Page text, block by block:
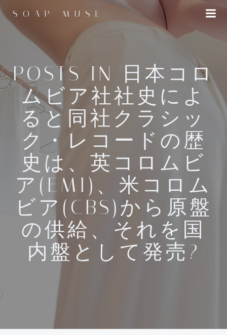
コ
キ
ッ
プ
SOAP MUSE
POSTS IN 日本コロ
ムビア社社史によ
ると同社クラシッ
ク・レコードの歴
史は、英コロムビ
ア(EMI)、米コロム
ビア(CBS)から原盤
の供給、それを国
内盤として発売?